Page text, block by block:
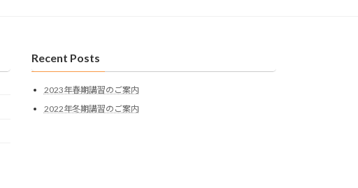
Recent Posts
2023年春期講習のご案内
2022年冬期講習のご案内